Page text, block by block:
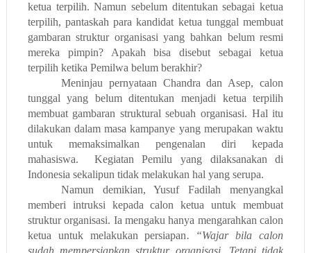
ketua terpilih. Namun sebelum ditentukan sebagai ketua
terpilih, pantaskah para kandidat ketua tunggal membuat
gambaran struktur organisasi yang bahkan belum resmi
mereka pimpin? Apakah bisa disebut sebagai ketua
terpilih ketika Pemilwa belum berakhir?
Meninjau pernyataan Chandra dan Asep, calon
tunggal yang belum ditentukan menjadi ketua terpilih
membuat gambaran struktural sebuah organisasi. Hal itu
dilakukan dalam masa kampanye yang merupakan waktu
untuk memaksimalkan pengenalan diri kepada
mahasiswa.
Kegiatan Pemilu yang dilaksanakan di
Indonesia sekalipun tidak melakukan hal yang serupa.
Namun demikian, Yusuf Fadilah menyangkal
memberi intruksi kepada calon ketua untuk membuat
struktur organisasi. Ia mengaku hanya mengarahkan calon
ketua untuk melakukan persiapan. “Wajar bila calon